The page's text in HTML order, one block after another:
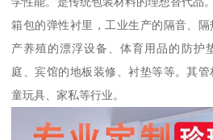
箱包的弹性衬里，工业生产的隔音、
产养殖的漂浮设备、体育用品的防护
庭、宾馆的地板装修、衬垫等等。其
童玩具、家私等行业。